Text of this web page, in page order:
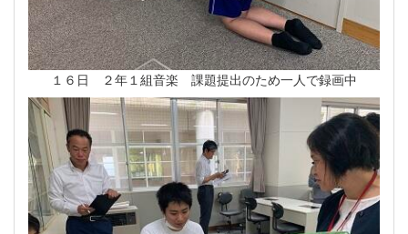
１６日 ２年１組音楽 課題提出のため一人で録画中